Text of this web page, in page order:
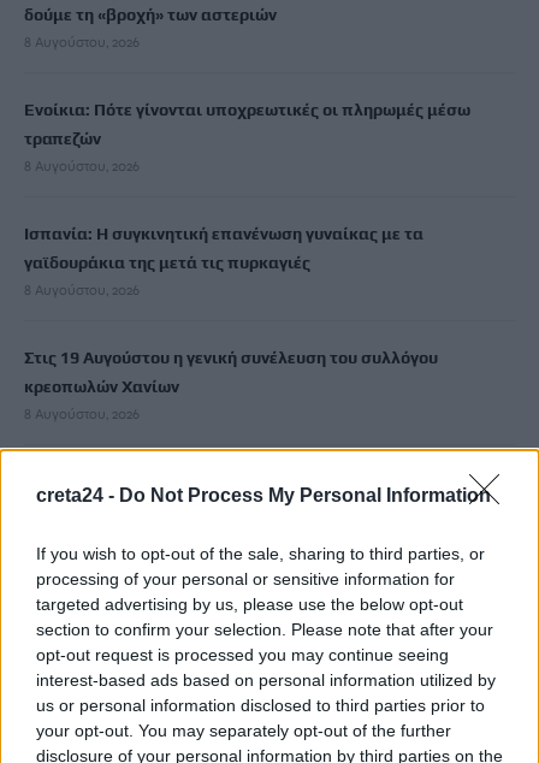
creta24 - Do Not Process My Personal Information
If you wish to opt-out of the sale, sharing to third parties, or
processing of your personal or sensitive information for
targeted advertising by us, please use the below opt-out
section to confirm your selection. Please note that after your
opt-out request is processed you may continue seeing
interest-based ads based on personal information utilized by
us or personal information disclosed to third parties prior to
your opt-out. You may separately opt-out of the further
disclosure of your personal information by third parties on the
δούμε τη «βροχή» των αστεριών
8 Αυγούστου, 2026
Ενοίκια: Πότε γίνονται υποχρεωτικές οι πληρωμές μέσω
τραπεζών
8 Αυγούστου, 2026
Ισπανία: Η συγκινητική επανένωση γυναίκας με τα
γαϊδουράκια της μετά τις πυρκαγιές
8 Αυγούστου, 2026
Στις 19 Αυγούστου η γενική συνέλευση του συλλόγου
κρεοπωλών Χανίων
8 Αυγούστου, 2026
Πανεπιστήμιο Κρήτης για το ακαδημαϊκό έτος 2026-2027
Άνοια: Ποια είναι τα επαγγέλματα που προστατεύουν τον
εγκέφαλο
8 Αυγούστου, 2026
Επίδομα €391 από τον ΟΠΕΚΑ, χωρίς εισοδηματικά κριτήρια:
Η προϋπόθεση